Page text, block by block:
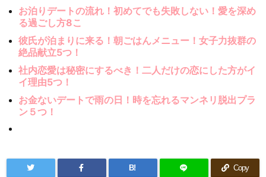
お泊りデートの流れ！初めてでも失敗しない！愛を深め
る過ごし方8こ
彼氏が泊まりに来る！朝ごはんメニュー！女子力抜群の
絶品献立5つ！
社内恋愛は秘密にするべき！二人だけの恋にした方がイ
イ理由5つ！
お金ないデートで雨の日！時を忘れるマンネリ脱出プラ
ン５つ！
B! Copy